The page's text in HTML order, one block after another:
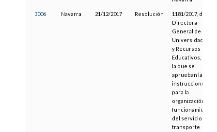
3006 Navarra 21/12/2017 Resolución
1181/2017, de la
Directora
General de
Universidades
y Recursos
Educativos, por
la que se
aprueban las
instrucciones
para la
organización y
funcionamiento
del servicio de
transporte